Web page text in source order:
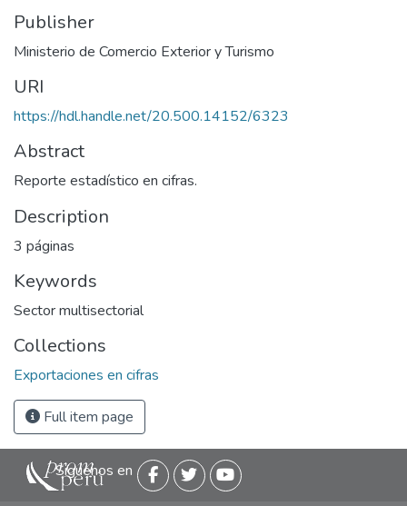
Publisher
Ministerio de Comercio Exterior y Turismo
URI
https://hdl.handle.net/20.500.14152/6323
Abstract
Reporte estadístico en cifras.
Description
3 páginas
Keywords
Sector multisectorial
Collections
Exportaciones en cifras
Full item page
Siguenos en